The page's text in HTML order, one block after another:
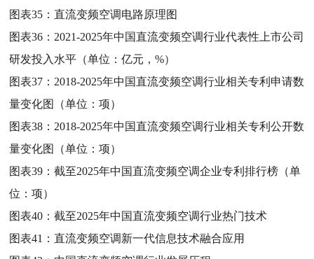
图表35：直流变频空调电路原理图
图表36： 2021-2025年中国直流变频空调行业代表性上市公司
研发投入水平（单位：亿元，%）
图表37： 2018-2025年中国直流变频空调行业相关专利申请数
量变化图（单位：项）
图表38： 2018-2025年中国直流变频空调行业相关专利公开数
量变化图（单位：项）
图表39：截至2025年中国直流变频空调企业专利排行榜（单
位：项）
图表40：截至2025年中国直流变频空调行业热门技术
图表41：直流变频空调新一代信息技术融合应用